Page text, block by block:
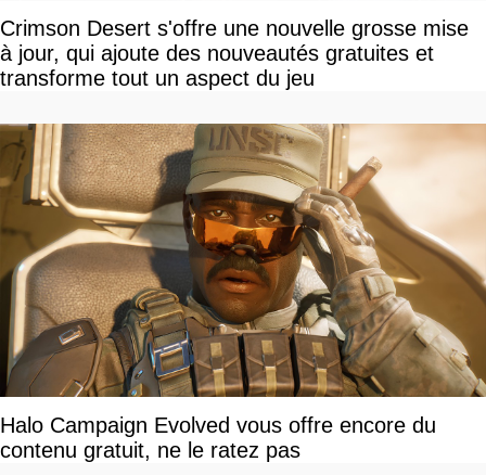
Crimson Desert s'offre une nouvelle grosse mise
à jour, qui ajoute des nouveautés gratuites et
transforme tout un aspect du jeu
Halo Campaign Evolved vous offre encore du
contenu gratuit, ne le ratez pas